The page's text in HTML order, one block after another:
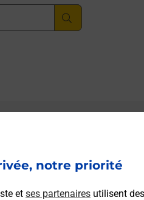
notre priorité
et ses partenaires utilisent
samedi à